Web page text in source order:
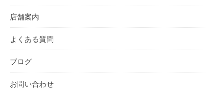
店舗案内
よくある質問
ブログ
お問い合わせ